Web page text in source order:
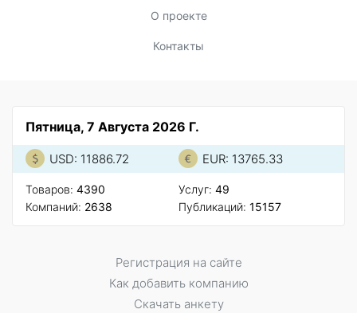
О проекте
Контакты
Пятница, 7 Августа 2026 Г.
USD: 11886.72 EUR: 13765.33
Товаров: 4390
Компаний: 2638
Услуг: 49
Публикаций: 15157
Регистрация на сайте
Как добавить компанию
Скачать анкету